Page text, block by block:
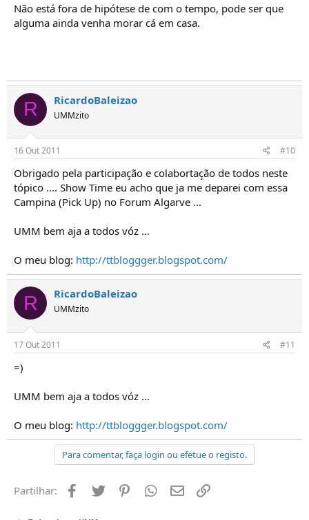
Não está fora de hipótese de com o tempo, pode ser que
alguma ainda venha morar cá em casa.
R RicardoBaleizao
UMMzito
16 Out 2011 #10
Obrigado pela participação e colabortação de todos neste
tópico .... Show Time eu acho que ja me deparei com essa
Campina (Pick Up) no Forum Algarve ...
UMM bem aja a todos vóz ...
O meu blog: http://ttbloggger.blogspot.com/
R RicardoBaleizao
UMMzito
17 Out 2011 #11
=)
UMM bem aja a todos vóz ...
O meu blog: http://ttbloggger.blogspot.com/
Para comentar, faça login ou efetue o registo.
Partilhar: Facebook
Twitter PinterestWhatsapp
Email